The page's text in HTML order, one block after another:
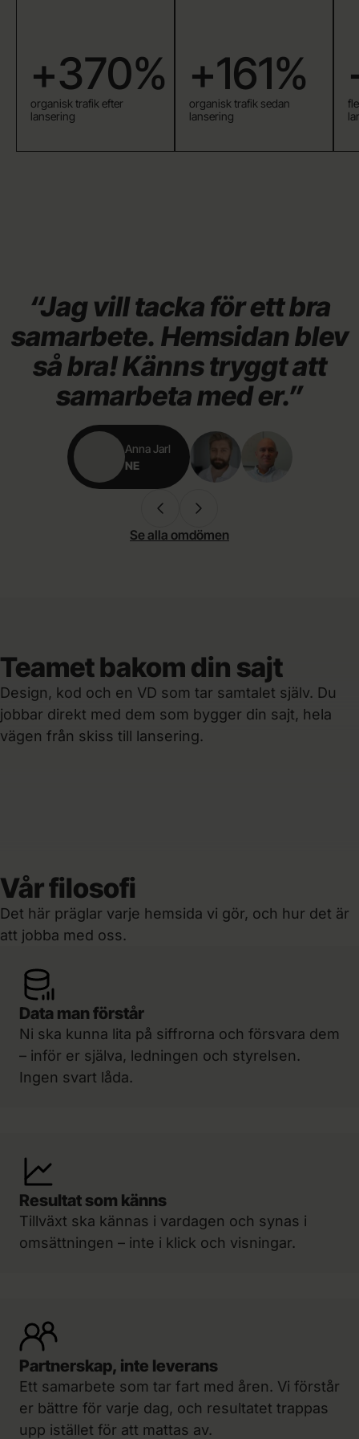
+370%
organisk trafik efter
lansering
+161%
organisk trafik sedan
lansering
“Jag villtackaförettbra
samarbete. Hemsidanblev
såbra!Kännstryggtatt
samarbetameder.”
Anna Jarl
NE
Se alla omdömen
Teamet bakom din sajt
Design, kod och en VD som tar samtalet själv. Du
jobbar direkt med dem som bygger din sajt, hela
vägen från skiss till lansering.
Jesper
Utvecklare
Kristoffer
Designer
Nils
Vår filosofi
Det här präglar varje hemsida vi gör, och hur det är
att jobba med oss.
Data man förstår
Ni ska kunna lita på siffrorna och försvara dem
– inför er själva, ledningen och styrelsen.
Ingen svart låda.
Resultat som känns
Tillväxt ska kännas i vardagen och synas i
omsättningen – inte i klick och visningar.
Partnerskap, inte leverans
Ett samarbete som tar fart med åren. Vi förstår
er bättre för varje dag, och resultatet trappas
upp istället för att mattas av.